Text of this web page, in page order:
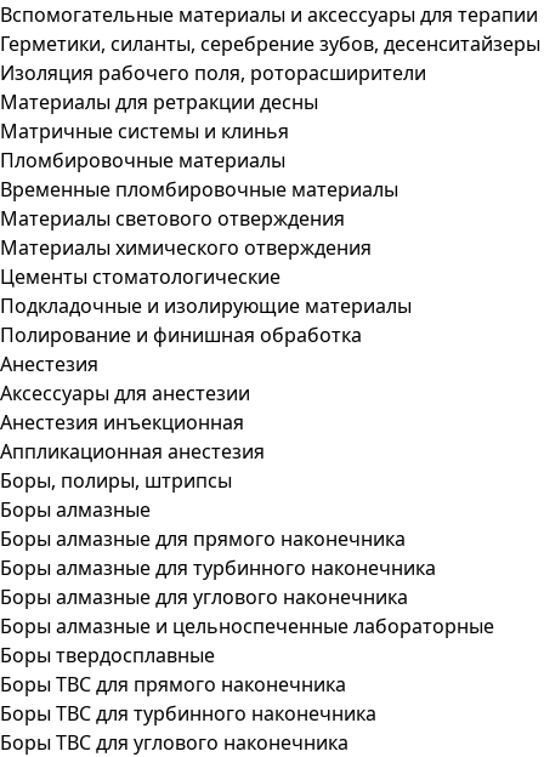
Вспомогательные материалы и аксессуары для терапии
Герметики, силанты, серебрение зубов, десенситайзеры
Изоляция рабочего поля, роторасширители
Материалы для ретракции десны
Матричные системы и клинья
Пломбировочные материалы
Временные пломбировочные материалы
Материалы светового отверждения
Материалы химического отверждения
Цементы стоматологические
Подкладочные и изолирующие материалы
Полирование и финишная обработка
Анестезия
Аксессуары для анестезии
Анестезия инъекционная
Аппликационная анестезия
Боры, полиры, штрипсы
Боры алмазные
Боры алмазные для прямого наконечника
Боры алмазные для турбинного наконечника
Боры алмазные для углового наконечника
Боры алмазные и цельноспеченные лабораторные
Боры твердосплавные
Боры ТВС для прямого наконечника
Боры ТВС для турбинного наконечника
Боры ТВС для углового наконечника